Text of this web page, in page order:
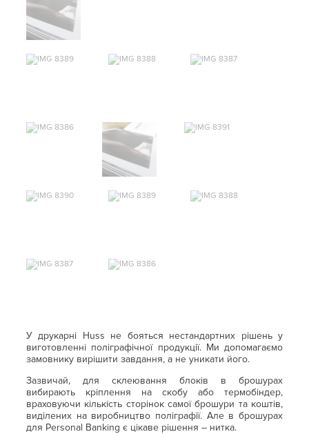
У друкарні Huss не бояться нестандартних рішень у
виготовленні поліграфічної продукції. Ми допомагаємо
замовнику вирішити завдання, а не уникати його.
Зазвичай, для склеювання блоків в брошурах
вибирають кріплення на скобу або термобіндер,
враховуючи кількість сторінок самої брошури та коштів,
виділених на виробництво поліграфії. Але в брошурах
для Personal Banking є цікаве рішення – нитка.